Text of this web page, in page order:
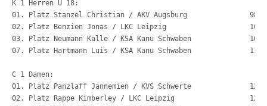
K 1 Herren U 18:
01. Platz Stanzel Christian /
02. Platz Benzien Jonas
03. Platz Neumann Kalle /
07. Platz Hartmann Luis / KSA Kanu Schwaben
C 1 Damen:
01. Platz Panzlaff Jannemien / KVS
02. Platz Rappe